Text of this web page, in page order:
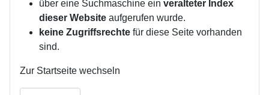
über eine Suchmaschine ein veralteter Index
dieser Website aufgerufen wurde.
keine Zugriffsrechte für diese Seite vorhanden
sind.
Zur Startseite wechseln